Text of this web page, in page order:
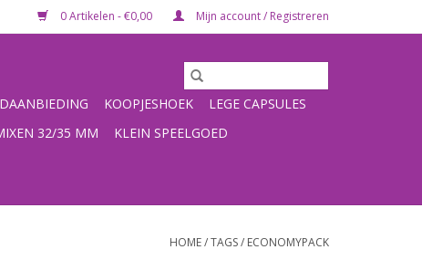
0 Artikelen - €0,00 Mijn account / Registreren
KOOPJESHOEK
LEGE CAPSULES
32/35 MM
KLEIN SPEELGOED
HOME/TAGS/ ECONOMYPACK